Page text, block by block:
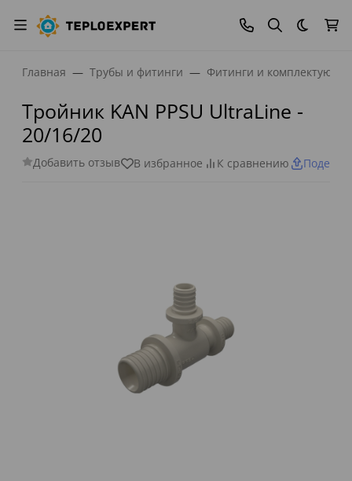
Темная
Главная Трубы и фитинги Фитинги и
Тройник KAN PPSU UltraLine -
20/16/20
Добавить отзыв В избранное К сравнению